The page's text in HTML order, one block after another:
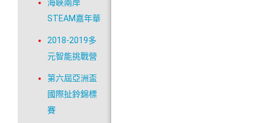
海峽兩岸
STEAM嘉年華
2018-2019多
元智能挑戰營
第六屆亞洲盃
國際扯鈴錦標
賽